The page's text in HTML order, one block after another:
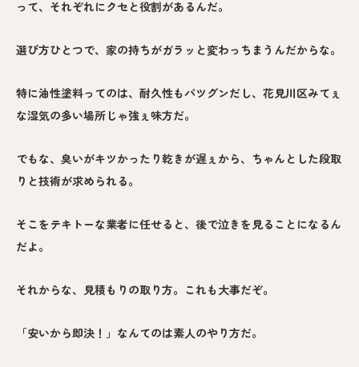
って、それぞれにクセと役割があるんだ。
選び方ひとつで、家の持ちがガラッと変わっちまうんだからな。
特に油性塗料ってのは、耐久性もバツグンだし、花見川区みてぇ
な湿気の多い場所じゃ強ぇ味方だ。
でもな、臭いがキツかったり乾きが遅ぇから、ちゃんとした段取
りと技術が求められる。
そこをテキトーな業者に任せると、後で泣きを見ることになるん
だよ。
それからな、見積もりの取り方。これも大事だぞ。
「安いから即決！」なんてのは素人のやり方だ。